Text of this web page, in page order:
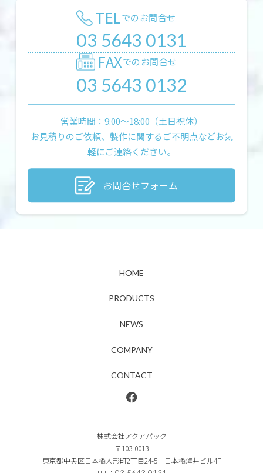
TELでのお問合せ
03 5643 0131
FAXでのお問合せ
03 5643 0132
営業時間：9:00〜18:00（土日祝休）
お見積りのご依頼、製作に関するご不明点などお気
軽にご連絡ください。
お問合せフォーム
株式会社アクアパック
〒103-0013
東京都中央区日本橋人形町2丁目24-5 日本橋澤井ビル4F
HOME
PRODUCTS
NEWS
COMPANY
CONTACT